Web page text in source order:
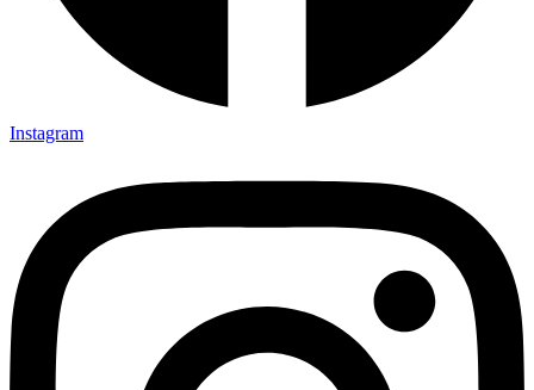
Instagram